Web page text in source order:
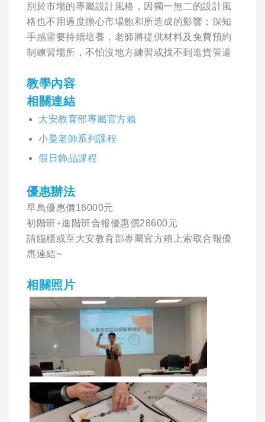
別於市場的專屬設計風格，因獨一無二的設計風
格也不用過度擔心市場飽和所造成的影響；深知
手感需要持續培養，老師將提供材料及免費預約
制練習場所，不怕沒地方練習或找不到進貨管道
教學內容
相關連結
大安教育部專屬官方賴
小曼老師系列課程
假日飾品課程
優惠辦法
早鳥優惠價16000元
初階班+進階班合報優惠價28600元
請臨櫃或至大安教育部專屬官方賴上索取合報優
惠連結~
相關照片